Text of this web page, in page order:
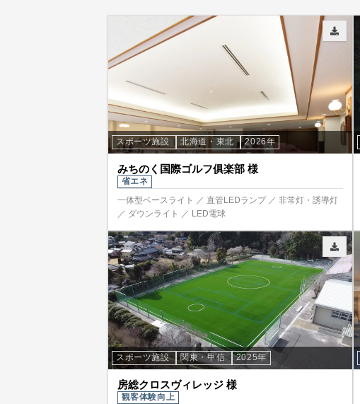
スポーツ施設 北海道・東北 2026年
みちのく国際ゴルフ俱楽部 様
省エネ
一体型ベースライト ／ 直管LEDランプ ／ 非常灯・誘導灯
／ ダウンライト ／ LED電球
スポーツ施設 関東・甲信 2025年
房総クロスヴィレッジ 様
観客体験向上